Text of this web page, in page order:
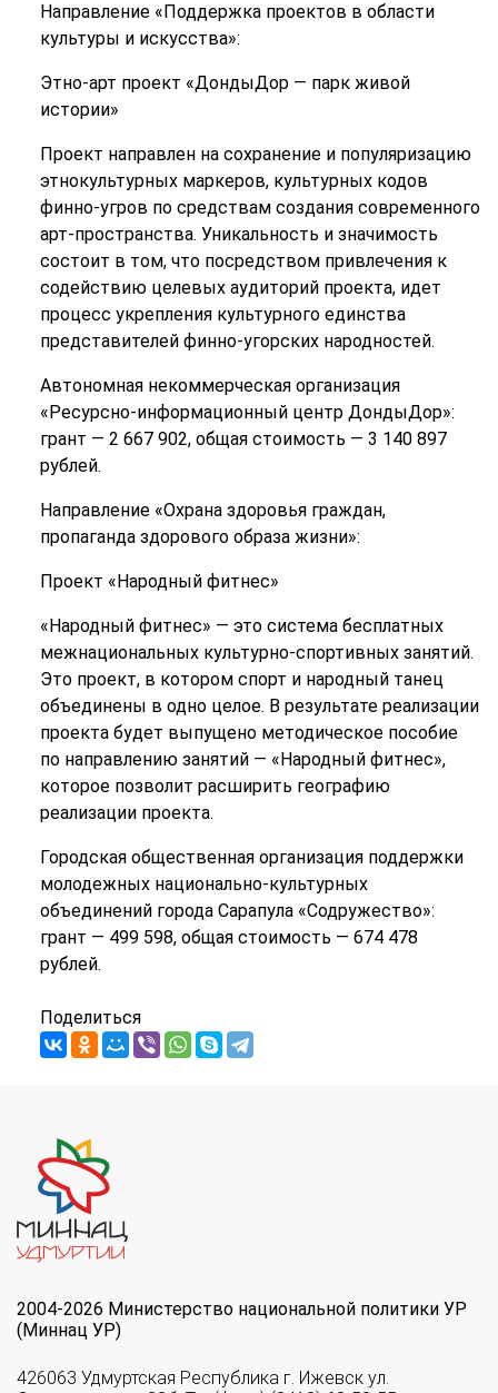
Направление «Поддержка проектов в области
культуры и искусства»:
Этно-арт проект «ДондыДор — парк живой
истории»
Проект направлен на сохранение и популяризацию
этнокультурных маркеров, культурных кодов
финно-угров по средствам создания современного
арт-пространства. Уникальность и значимость
состоит в том, что посредством привлечения к
содействию целевых аудиторий проекта, идет
процесс укрепления культурного единства
представителей финно-угорских народностей.
Автономная некоммерческая организация
«Ресурсно-информационный центр ДондыДор»:
грант — 2 667 902, общая стоимость — 3 140 897
рублей.
Направление «Охрана здоровья граждан,
пропаганда здорового образа жизни»:
Проект «Народный фитнес»
«Народный фитнес» — это система бесплатных
межнациональных культурно-спортивных занятий.
Это проект, в котором спорт и народный танец
объединены в одно целое. В результате реализации
проекта будет выпущено методическое пособие
по направлению занятий — «Народный фитнес»,
которое позволит расширить географию
реализации проекта.
Городская общественная организация поддержки
молодежных национально-культурных
объединений города Сарапула «Содружество»:
грант — 499 598, общая стоимость — 674 478
рублей.
Поделиться
2004-2026 Министерство национальной политики УР
(Миннац УР)
426063 Удмуртская Республика г. Ижевск ул.